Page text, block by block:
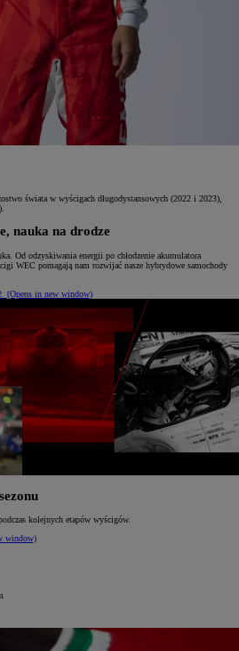
świata w wyścigach długodystansowych (2022 i 2023),
nauka na drodze
Od odzyskiwania energii po chłodzenie akumulatora
WEC pomagają nam rozwijać nasze hybrydowe samochody
(Opens in new window)
kolejnych etapów wyścigów.
window)